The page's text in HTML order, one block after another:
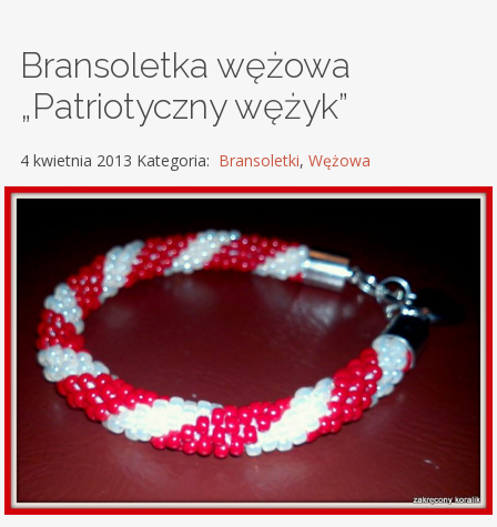
Bransoletka wężowa
„Patriotyczny wężyk”
4 kwietnia 2013 Kategoria: Bransoletki, Wężowa